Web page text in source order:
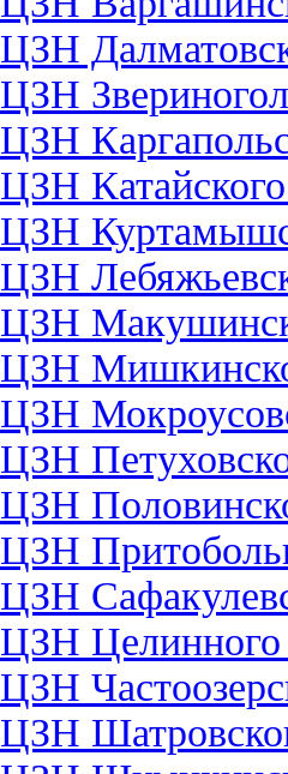
ЦЗН
ЦЗН
ЦЗН
ЦЗН
ЦЗН
ЦЗН
ЦЗН
ЦЗН
ЦЗН
ЦЗН
ЦЗН
ЦЗН
ЦЗН
ЦЗН
ЦЗН
ЦЗН